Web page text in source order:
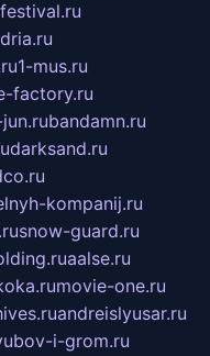
1-mus.ru
factory.ru
bandamn.ru
darksand.ru
kompanij.ru
snow-guard.ru
aalse.ru
movie-one.ru
andreislyusar.ru
i-grom.ru